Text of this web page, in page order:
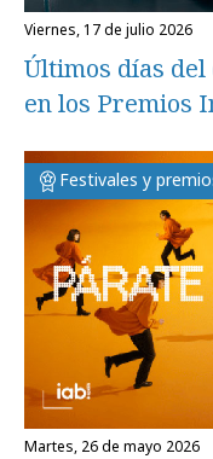
viernes, 17 de julio 2026
Últimos días
en los Premios
Festivales y
martes, 26 de mayo 2026